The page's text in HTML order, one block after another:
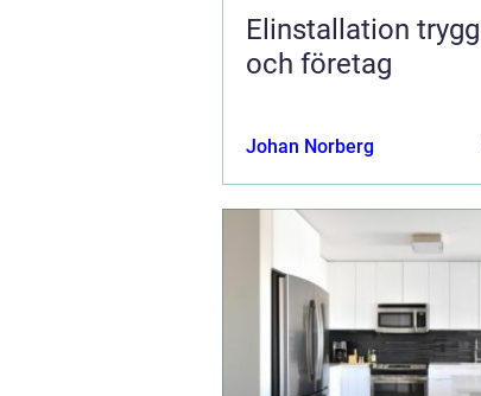
Elinstallation trygg el i hem
och företag
Johan Norberg